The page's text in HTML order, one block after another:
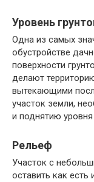
Уровень
Одна из самых
обустройстве
поверхности
делают
вытекающими
участок земли,
и поднятию уровня
Рельеф
Участок с
оставить как есть